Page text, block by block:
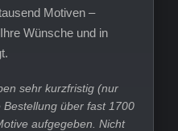
Motiven –
Wünsche und in
sehr kurzfristig (nur
über fast 1700
aufgegeben. Nicht